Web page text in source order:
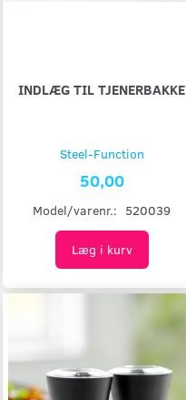
INDLÆG TIL TJENERBAKKE
Steel-Function
50,00
Model/varenr.: 520039
Læg i kurv